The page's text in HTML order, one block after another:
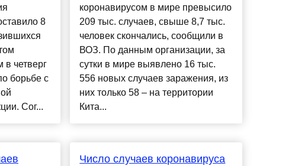
8
четверг
борьбе с
Сог...
коронавирусом в мире превысило
209 тыс. случаев, свыше 8,7 тыс.
человек скончались, сообщили в
ВОЗ. По данным организации, за
сутки в мире выявлено 16 тыс.
556 новых случаев заражения, из
них только 58 – на территории
Кита...
Число случаев коронавируса